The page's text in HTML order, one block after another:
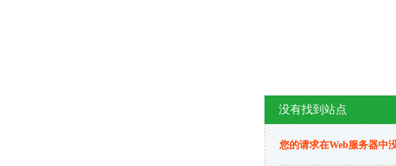
没有找到站点
您的请求在Web服务器中